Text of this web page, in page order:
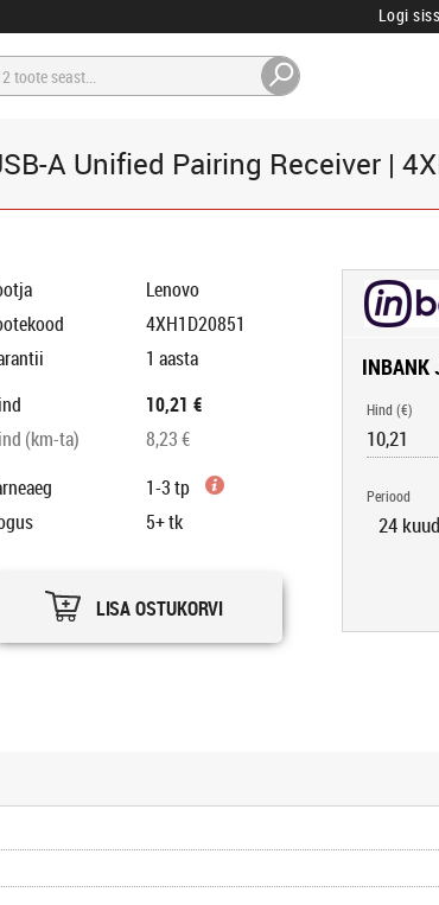
Logi
A Unified Pairing Receiver |
Lenovo
4XH1D20851
1 aasta
10,21 €
(km-ta)
8,23 €
1-3 tp
5+tk
LISA OSTUKORVI
INBANK
Hind (€)
Periood